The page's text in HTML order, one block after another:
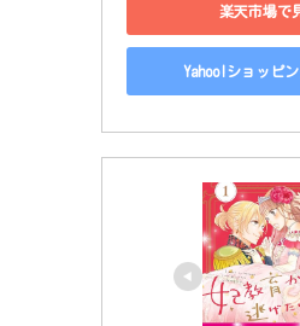
楽天市場で
Yahoo!ショッピ